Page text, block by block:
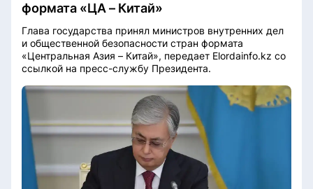
формата «ЦА – Китай»
Глава государства принял министров внутренних дел
и общественной безопасности стран формата
«Центральная Азия – Китай», передает Elordainfo.kz со
ссылкой на пресс-службу Президента.